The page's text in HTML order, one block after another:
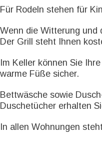
Für Rodeln stehen für
Wenn die Witterung und
Der Grill steht Ihnen
Im Keller können Sie
warme Füße sicher.
Bettwäsche sowie
Duschetücher erhalten
In allen Wohnungen